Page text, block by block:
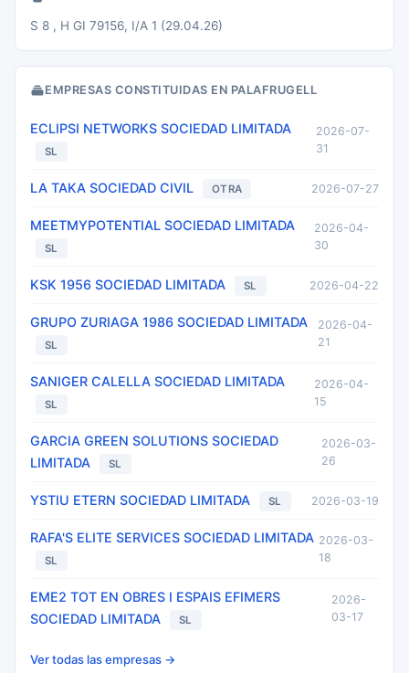
S 8 , H GI 79156, I/A 1 (29.04.26)
EMPRESAS CONSTITUIDAS EN PALAFRUGELL
ECLIPSI NETWORKS SOCIEDAD LIMITADA
SL
2026-07-
31
LA TAKA SOCIEDAD CIVIL OTRA 2026-07-27
MEETMYPOTENTIAL SOCIEDAD LIMITADA
SL
2026-04-
30
KSK 1956 SOCIEDAD LIMITADA SL 2026-04-22
GRUPO ZURIAGA 1986 SOCIEDAD LIMITADA
SL
2026-04-
21
SANIGER CALELLA SOCIEDAD LIMITADA
SL
2026-04-
15
GARCIA GREEN SOLUTIONS SOCIEDAD
LIMITADA
SL
2026-03-
26
YSTIU ETERN SOCIEDAD LIMITADA SL 2026-03-19
RAFA'S ELITE SERVICES SOCIEDAD LIMITADA
SL
2026-03-
18
EME2 TOT EN OBRES I ESPAIS EFIMERS
SOCIEDAD LIMITADA
SL
2026-
03-17
Ver todas las empresas →